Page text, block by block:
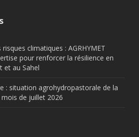
climatiques : AGRHYMET
pour renforcer la résilience en
et au Sahel
: situation agrohydropastorale de la
de juillet 2026